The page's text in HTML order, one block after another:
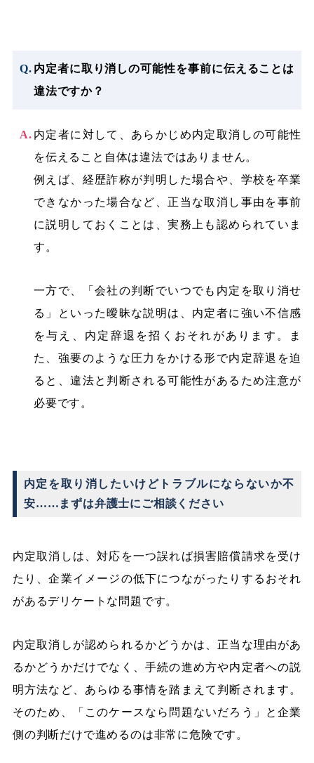
内定者に取り消しの可能性を事前に伝えることは
違法ですか？
内定者に対して、あらかじめ内定取消しの可能性
を伝えること自体は違法ではありません。
例えば、経歴詐称が判明した場合や、学校を卒業
できなかった場合など、正当な取消し事由を事前
に説明しておくことは、実務上も認められていま
す。
一方で、「会社の判断でいつでも内定を取り消せ
る」といった曖昧な説明は、内定者に強い不信感
を与え、内定辞退を招くおそれがあります。ま
た、強要のような圧力をかける形で内定辞退を迫
ると、違法と判断される可能性があるため注意が
必要です。
内定を取り消したいけどトラブルにならないか不
安……まずは弁護士にご相談ください
内定取消しは、対応を一つ誤れば損害賠償請求を受け
たり、企業イメージの低下につながったりするおそれ
があるデリケートな問題です。
内定取消しが認められるかどうかは、正当な理由があ
るかどうかだけでなく、手続の進め方や内定者への説
明方法など、あらゆる事情を踏まえて判断されます。
そのため、「このケースなら問題ないだろう」と企業
側の判断だけで進めるのは非常に危険です。